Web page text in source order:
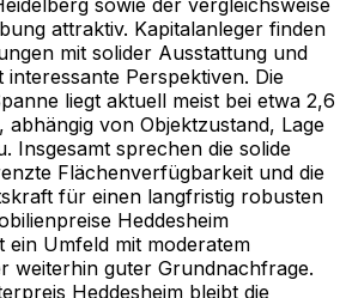
attraktiv. Kapitalanleger finden
mit solider Ausstattung und
Perspektiven. Die
liegt aktuell meist bei etwa 2,6
von Objektzustand, Lage
Insgesamt sprechen die solide
Flächenverfügbarkeit und die
für einen langfristig robusten
Heddesheim
ein Umfeld mit moderatem
weiterhin guter Grundnachfrage.
Heddesheim bleibt die